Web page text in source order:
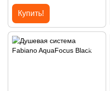
Купить!